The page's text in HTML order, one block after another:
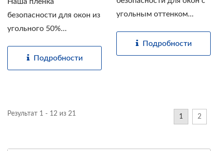
безопасности для окон из
угольного 50%
Подробности
угольным оттенком...
Подробности
Результат 1 - 12 из 21 1 2